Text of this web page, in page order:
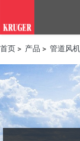
产品
应用领域
工具与资源
首页 > 产品 > 管道风机